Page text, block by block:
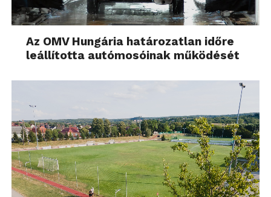
Az OMV Hungária határozatlan időre
leállította autómosóinak működését